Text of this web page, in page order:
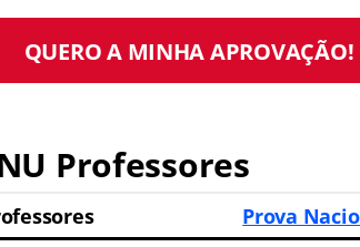
QUERO A MINHA APROVAÇÃO!
Professores
Prova